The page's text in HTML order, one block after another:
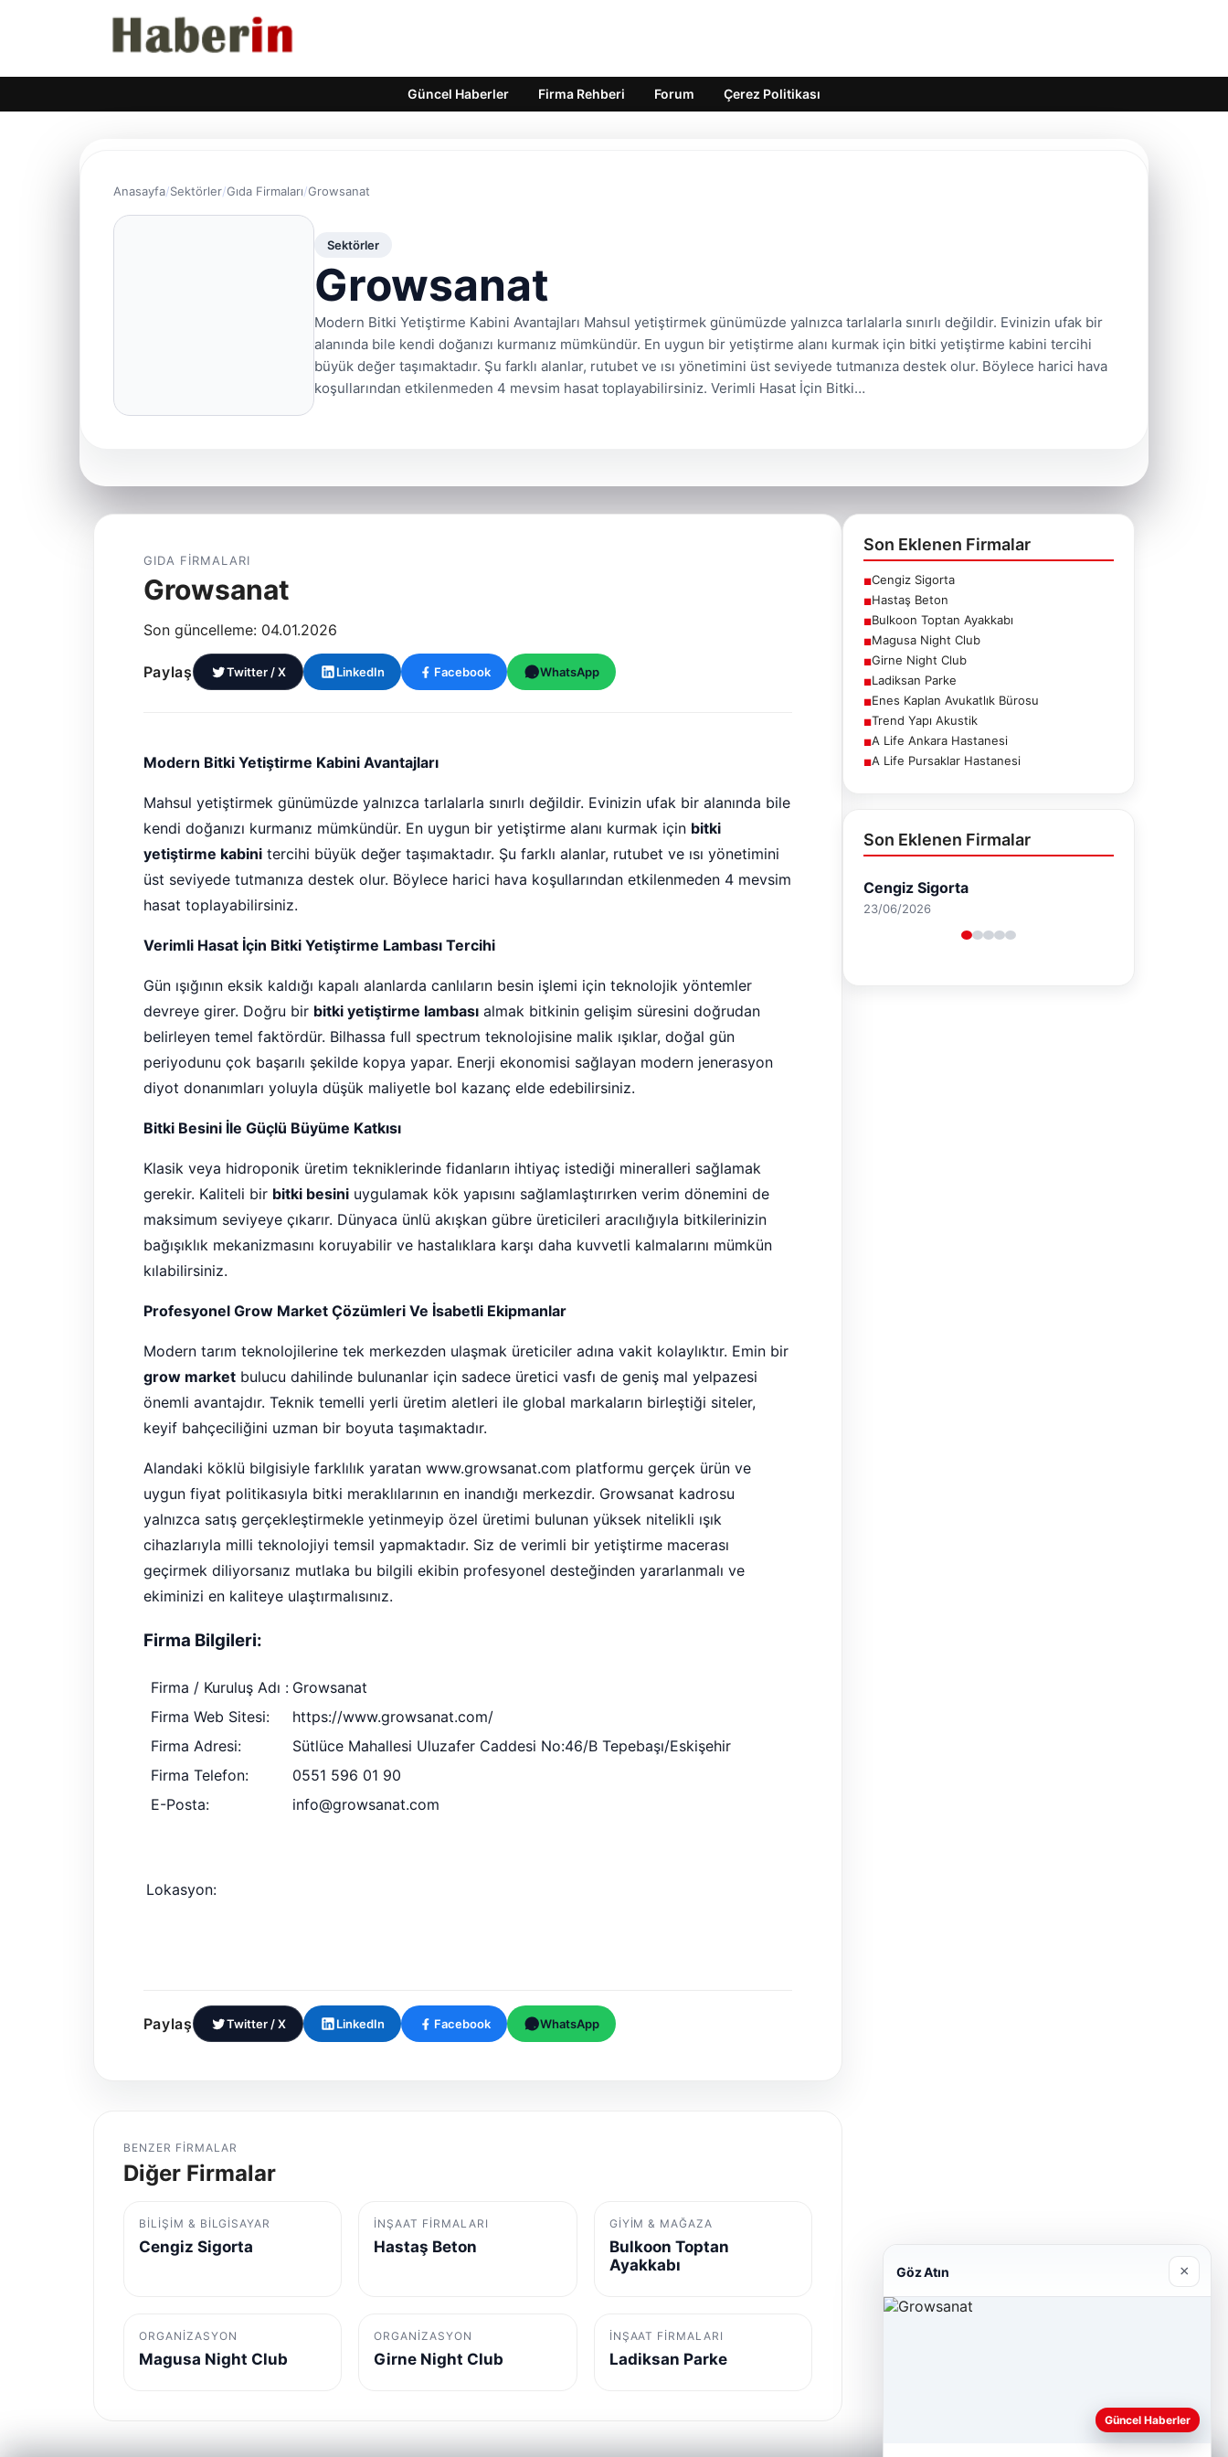
Güncel Haberler Firma Rehberi Forum Çerez Politikası
Anasayfa Sektörler Gıda Firmaları Growsanat
Sektörler
Growsanat
Modern Bitki Yetiştirme Kabini Avantajları Mahsul yetiştirmek günümüzde yalnızca tarlalarla sınırlı değildir. Evinizin ufak bir
alanında bile kendi doğanızı kurmanız mümkündür. En uygun bir yetiştirme alanı kurmak için bitki yetiştirme kabini tercihi
büyük değer taşımaktadır. Şu farklı alanlar, rutubet ve ısı yönetimini üst seviyede tutmanıza destek olur. Böylece harici hava
koşullarından etkilenmeden 4 mevsim hasat toplayabilirsiniz. Verimli Hasat İçin Bitki…
GIDA FIRMALARI
Growsanat
Son güncelleme: 04.01.2026
Paylaş Twitter / X LinkedIn Facebook WhatsApp
Modern Bitki Yetiştirme Kabini Avantajları
Mahsul yetiştirmek günümüzde yalnızca tarlalarla sınırlı değildir. Evinizin ufak bir alanında bile
kendi doğanızı kurmanız mümkündür. En uygun bir yetiştirme alanı kurmak için bitki
yetiştirme kabinitercihi büyük değer taşımaktadır. Şu farklı alanlar, rutubet ve ısı yönetimini
üst seviyede tutmanıza destek olur. Böylece harici hava koşullarından etkilenmeden 4 mevsim
hasat toplayabilirsiniz.
Verimli Hasat İçin Bitki Yetiştirme Lambası Tercihi
Gün ışığının eksik kaldığı kapalı alanlarda canlıların besin işlemi için teknolojik yöntemler
devreye girer. Doğru bir bitki yetiştirme lambasıalmak bitkinin gelişim süresini doğrudan
belirleyen temel faktördür. Bilhassa full spectrum teknolojisine malik ışıklar, doğal gün
periyodunu çok başarılı şekilde kopya yapar. Enerji ekonomisi sağlayan modern jenerasyon
diyot donanımları yoluyla düşük maliyetle bol kazanç elde edebilirsiniz.
Bitki Besini İle Güçlü Büyüme Katkısı
Klasik veya hidroponik üretim tekniklerinde fidanların ihtiyaç istediği mineralleri sağlamak
gerekir. Kaliteli bir bitki besiniuygulamak kök yapısını sağlamlaştırırken verim dönemini de
maksimum seviyeye çıkarır. Dünyaca ünlü akışkan gübre üreticileri aracılığıyla bitkilerinizin
bağışıklık mekanizmasını koruyabilir ve hastalıklara karşı daha kuvvetli kalmalarını mümkün
kılabilirsiniz.
Profesyonel Grow Market Çözümleri Ve İsabetli Ekipmanlar
Modern tarım teknolojilerine tek merkezden ulaşmak üreticiler adına vakit kolaylıktır. Emin bir
grow marketbulucu dahilinde bulunanlar için sadece üretici vasfı de geniş mal yelpazesi
önemli avantajdır. Teknik temelli yerli üretim aletleri ile global markaların birleştiği siteler,
keyif bahçeciliğini uzman bir boyuta taşımaktadır.
Alandaki köklü bilgisiyle farklılık yaratan www.growsanat.com platformu gerçek ürün ve
uygun fiyat politikasıyla bitki meraklılarının en inandığı merkezdir. Growsanat kadrosu
yalnızca satış gerçekleştirmekle yetinmeyip özel üretimi bulunan yüksek nitelikli ışık
cihazlarıyla milli teknolojiyi temsil yapmaktadır. Siz de verimli bir yetiştirme macerası
geçirmek diliyorsanız mutlaka bu bilgili ekibin profesyonel desteğinden yararlanmalı ve
ekiminizi en kaliteye ulaştırmalısınız.
Firma Bilgileri:
Firma / Kuruluş Adı : Growsanat
Firma Web Sitesi:
https://www.growsanat.com/
Firma Adresi:
Sütlüce Mahallesi Uluzafer Caddesi No:46/B Tepebaşı/Eskişehir
Firma Telefon:
0551 596 01 90
E-Posta:
info@growsanat.com
Lokasyon:
Paylaş Twitter / X LinkedIn Facebook WhatsApp
BENZER FIRMALAR
Diğer Firmalar
BILIŞIM & BILGISAYAR
Cengiz Sigorta
İNŞAAT FIRMALARI
Hastaş Beton
GIYIM & MAĞAZA
Bulkoon Toptan
Ayakkabı
ORGANIZASYON
Magusa Night Club
ORGANIZASYON
Girne Night Club
İNŞAAT FIRMALARI
Ladiksan Parke
Son Eklenen Firmalar
■Cengiz Sigorta
■Hastaş Beton
■Bulkoon Toptan Ayakkabı
■Magusa Night Club
■Girne Night Club
■Ladiksan Parke
■Enes Kaplan Avukatlık Bürosu
■Trend Yapı Akustik
■A Life Ankara Hastanesi
■A Life Pursaklar Hastanesi
Son Eklenen Firmalar
Cengiz Sigorta
23/06/2026
Göz Atın ×
Güncel Haberler